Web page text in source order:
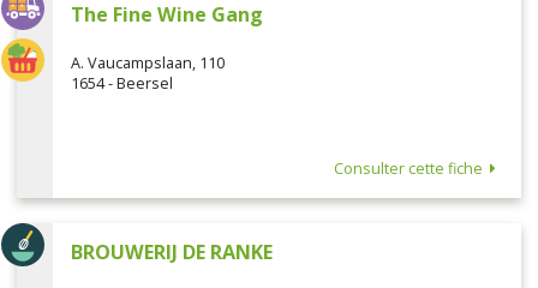
The Fine Wine Gang
A. Vaucampslaan, 110
1654 - Beersel
Consulter cette fiche
BROUWERIJ DE RANKE